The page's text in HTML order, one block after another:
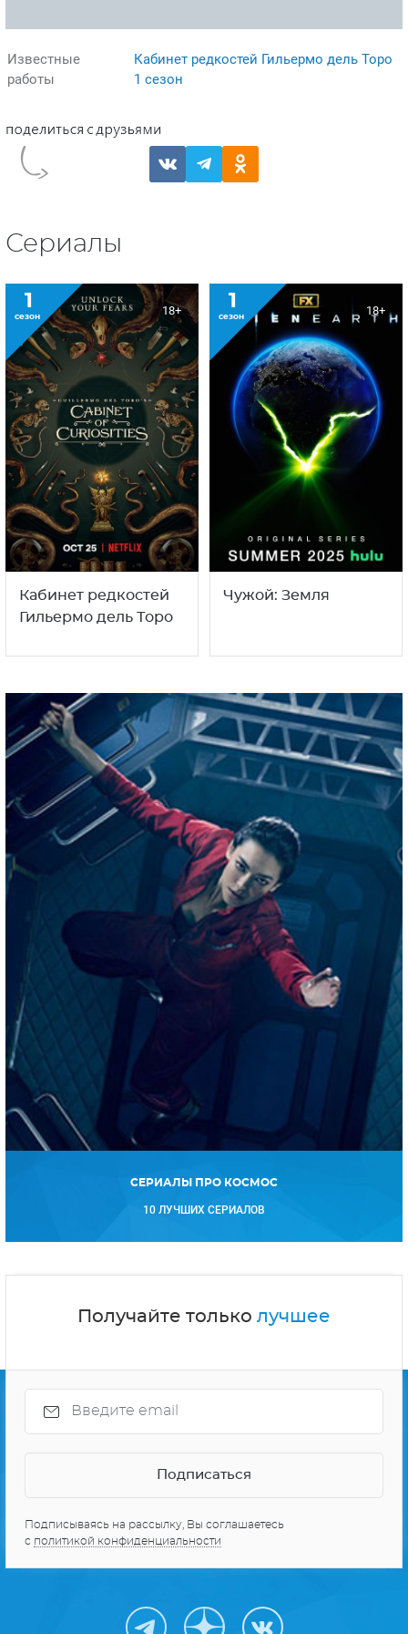
Известные
работы
Кабинет редкостей Гильермо дель Торо
1 сезон
Сериалы
1
сезон 18+
Кабинет редкостей
Гильермо дель Торо
1
сезон 18+
Чужой: Земля
СЕРИАЛЫ ПРО КОСМОС
10 ЛУЧШИХ СЕРИАЛОВ
Получайте только лучшее
Подписываясь на рассылку, Вы соглашаетесь
с политикой конфиденциальности